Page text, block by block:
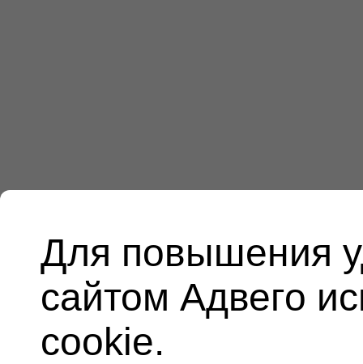
Для повышения
сайтом Адвего
cookie.